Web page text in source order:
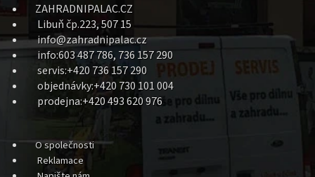
ZAHRADNIPALAC.CZ
Libuň čp.223, 507 15
info@zahradnipalac.cz
info:603 487 786, 736 157 290
servis:+420 736 157 290
objednávky:+420 730 101 004
prodejna:+420 493 620 976
O společnosti
Reklamace